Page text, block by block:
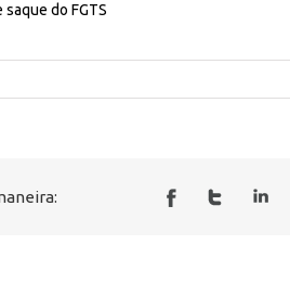
do FGTS